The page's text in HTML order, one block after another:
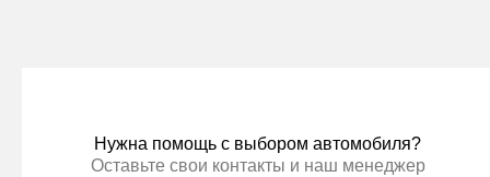
Нужна помощь с выбором автомобиля?
Оставьте свои контакты и наш менеджер